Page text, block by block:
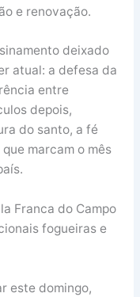
e renovação.
deixado
atual: a defesa da
entre
depois,
do santo, a fé
marcam o mês
Franca do Campo
fogueiras e
este domingo,